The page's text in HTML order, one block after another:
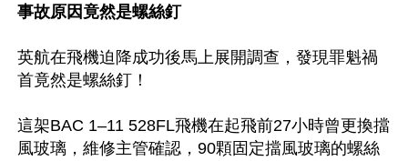
事故原因竟然是螺絲釘
英航在飛機迫降成功後馬上展開調查，發現罪魁禍
首竟然是螺絲釘！
這架BAC 1–11 528FL飛機在起飛前27小時曾更換擋
風玻璃，維修主管確認，90顆固定擋風玻璃的螺絲